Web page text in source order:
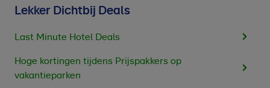
Lekker Dichtbij Deals
Last Minute Hotel Deals
Hoge kortingen tijdens Prijspakkers op
vakantieparken